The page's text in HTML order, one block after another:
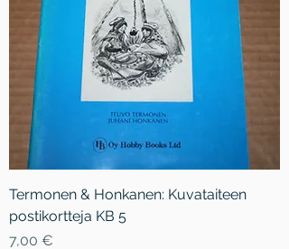
Termonen & Honkanen: Kuvataiteen
postikortteja KB 5
Hinta
7,00 €